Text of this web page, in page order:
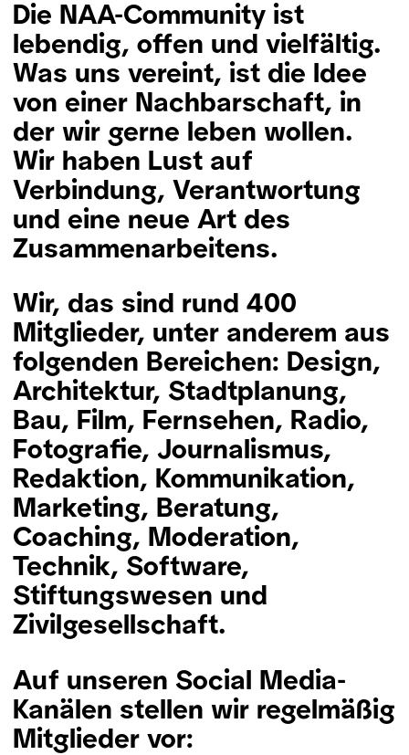
Die NAA-Community ist
lebendig, offen und vielfältig.
Was uns vereint, ist die Idee
von einer Nachbarschaft, in
der wir gerne leben wollen.
Wir haben Lust auf
Verbindung, Verantwortung
und eine neue Art des
Zusammenarbeitens.
Wir, das sind rund 400
Mitglieder, unter anderem aus
folgenden Bereichen: Design,
Architektur, Stadtplanung,
Bau, Film, Fernsehen, Radio,
Fotografie, Journalismus,
Redaktion, Kommunikation,
Marketing, Beratung,
Coaching, Moderation,
Technik, Software,
Stiftungswesen und
Zivilgesellschaft.
Auf unseren Social Media-
Kanälen stellen wir regelmäßig
Mitglieder vor: